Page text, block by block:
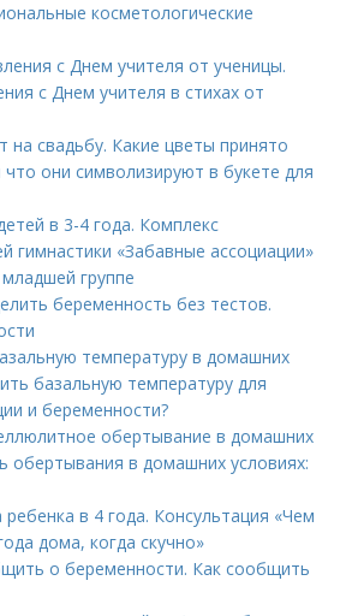
косметологические
с Днем учителя от ученицы.
с Днем учителя в стихах от
на свадьбу. Какие цветы принято
что они символизируют в букете для
в 3-4 года. Комплекс
гимнастики «Забавные ассоциации»
группе
беременность без тестов.
температуру в домашних
базальную температуру для
и беременности?
обертывание в домашних
обертывания в домашних условиях:
в 4 года. Консультация «Чем
дома, когда скучно»
о беременности. Как сообщить